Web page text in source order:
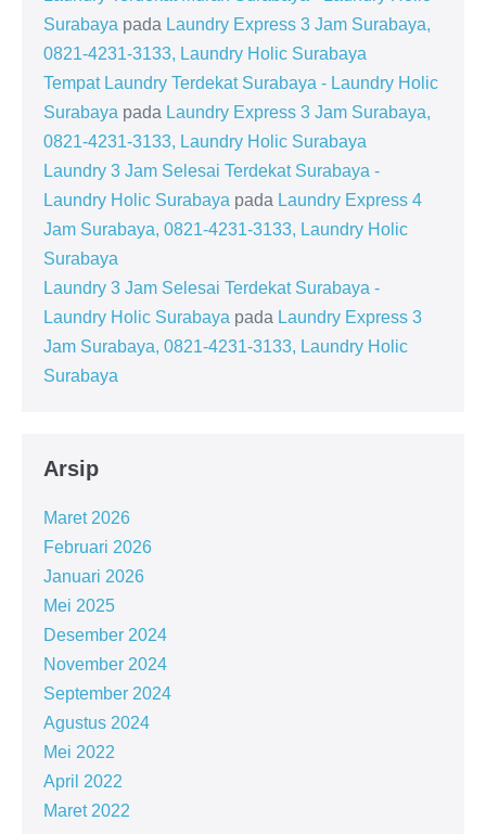
Surabaya pada Laundry Express 3 Jam Surabaya,
0821-4231-3133, Laundry Holic Surabaya
Tempat Laundry Terdekat Surabaya - Laundry Holic
Surabaya pada Laundry Express 3 Jam Surabaya,
0821-4231-3133, Laundry Holic Surabaya
Laundry 3 Jam Selesai Terdekat Surabaya -
Laundry Holic Surabaya pada Laundry Express 4
Jam Surabaya, 0821-4231-3133, Laundry Holic
Surabaya
Laundry 3 Jam Selesai Terdekat Surabaya -
Laundry Holic Surabaya pada Laundry Express 3
Jam Surabaya, 0821-4231-3133, Laundry Holic
Surabaya
Arsip
Maret 2026
Februari 2026
Januari 2026
Mei 2025
Desember 2024
November 2024
September 2024
Agustus 2024
Mei 2022
April 2022
Maret 2022